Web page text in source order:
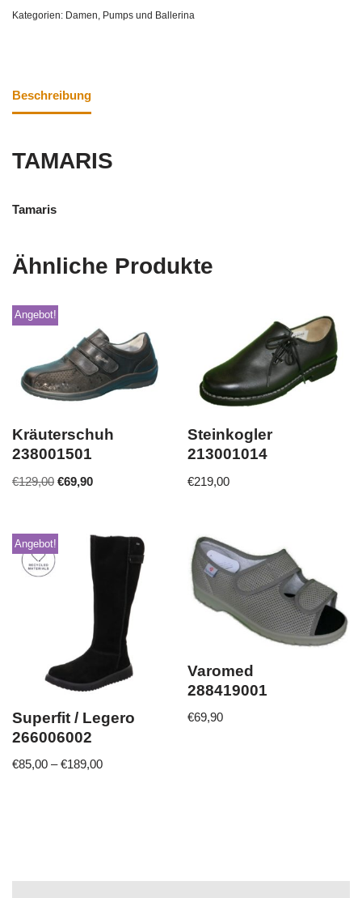
Kategorien: Damen Pumps und Ballerina
Beschreibung
TAMARIS
Tamaris
Ähnliche Produkte
Angebot!
Kräuterschuh
238001501
€129,00 €69,90
Steinkogler
213001014
€219,00
Angebot!
Superfit / Legero
266006002
€85,00 –€189,00
Varomed
288419001
€69,90